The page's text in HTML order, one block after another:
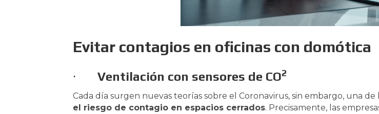
Evitar contagios en oficinas con domótica
· Ventilación con sensores de CO2
Cada día surgen nuevas teorías sobre el Coronavirus, sin embargo, una
el riesgo de contagio en espacios cerrados. Precisamente, las